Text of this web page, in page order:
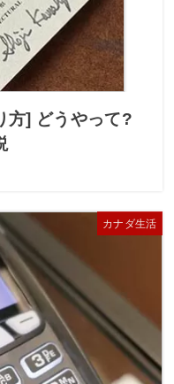
方] どうやって?
カナダ生活